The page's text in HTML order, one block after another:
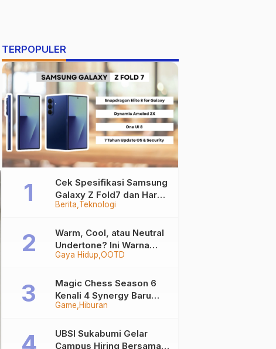
TERPOPULER
Berita Teknologi
Cek Spesifikasi Samsung
Galaxy Z Fold7 dan Harga
Resminya
Gaya Hidup OOTD
Warm, Cool, atau Neutral
Undertone? Ini Warna
Baju yang Bikin Kamu
Game Hiburan
Magic Chess Season 6
Kenali 4 Synergy Baru
Terkuat
UBSI Sukabumi Gelar
Campus Hiring Bersama